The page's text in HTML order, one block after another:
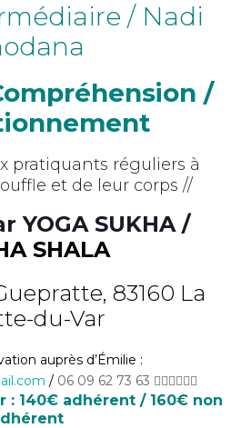
/ Nadi
/
pratiquants réguliers à
et de leur corps //
YOGA SUKHA /
SHALA
83160 La
du-Var
auprès d’Émilie :
/ 06 09 62 73 63 👈🏼👈🏼👈🏼
: 140€ adhérent / 160€ non